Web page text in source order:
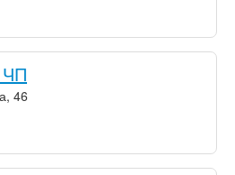
ЧП
46